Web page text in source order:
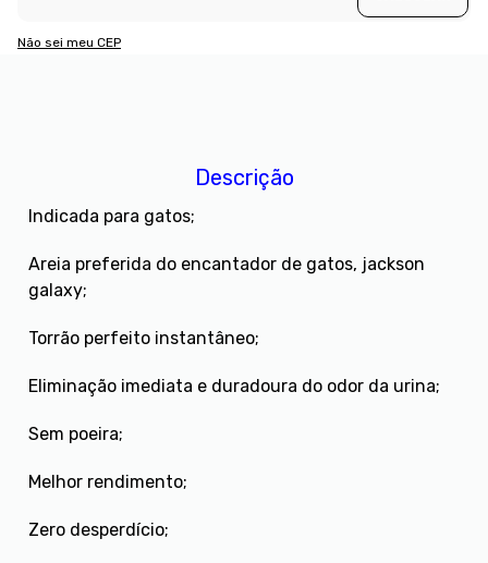
Não sei meu CEP
Descrição
Indicada para gatos;
Areia preferida do encantador de gatos, jackson
galaxy;
Torrão perfeito instantâneo;
Eliminação imediata e duradoura do odor da urina;
Sem poeira;
Melhor rendimento;
Zero desperdício;